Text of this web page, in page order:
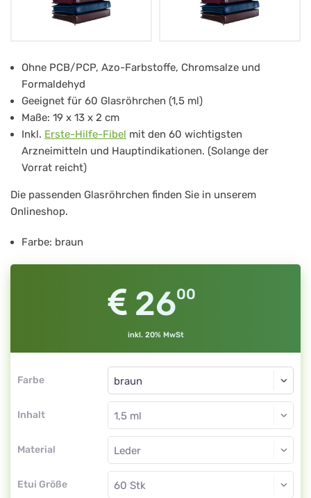
Lederetui
H-
060
für
60
Stk
Glasröhrchen
1,5
ml,
braun
Ohne PCB/PCP, Azo-Farbstoffe, Chromsalze und
Formaldehyd
Geeignet für 60 Glasröhrchen (1,5 ml)
Maße: 19 x 13 x 2 cm
Inkl. Erste-Hilfe-Fibel mit den 60 wichtigsten
Arzneimitteln und Hauptindikationen. (Solange der
Vorrat reicht)
Die passenden Glasröhrchen finden Sie in unserem
Onlineshop.
Farbe: braun
2600
inkl. 20% MwSt
Farbe
Inhalt
Material
Etui Größe